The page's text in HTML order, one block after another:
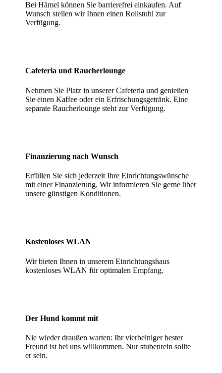
Bei Hämel können Sie barrierefrei einkaufen. Auf
Wunsch stellen wir Ihnen einen Rollstuhl zur
Verfügung.
Cafeteria und Raucherlounge
Nehmen Sie Platz in unserer Cafeteria und genießen
Sie einen Kaffee oder ein Erfrischungsgetränk. Eine
separate Raucherlounge steht zur Verfügung.
Finanzierung nach Wunsch
Erfüllen Sie sich jederzeit Ihre Einrichtungswünsche
mit einer Finanzierung. Wir informieren Sie gerne über
unsere günstigen Konditionen.
Kostenloses WLAN
Wir bieten Ihnen in unserem Einrichtungshaus
kostenloses WLAN für optimalen Empfang.
Der Hund kommt mit
Nie wieder draußen warten: Ihr vierbeiniger bester
Freund ist bei uns willkommen. Nur stubenrein sollte
er sein.